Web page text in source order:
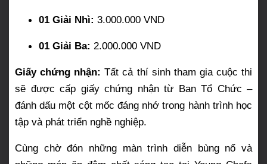
01 Giải Nhì: 3.000.000 VND
01 Giải Ba: 2.000.000 VND
Giấy chứng nhận: Tất cả thí sinh tham gia cuộc thi
sẽ được cấp giấy chứng nhận từ Ban Tổ Chức –
đánh dấu một cột mốc đáng nhớ trong hành trình học
tập và phát triển nghề nghiệp.
Cùng chờ đón những màn trình diễn bùng nổ và